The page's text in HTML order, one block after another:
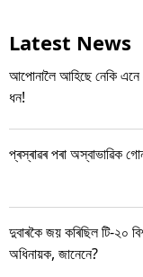
Latest News
আপোনালৈ আহিছে নেকি এনে
ধন!
প্ৰস্ৰাৱৰ পৰা অস্বাভাৱিক
দুবাৰকৈ জয় কৰিছিল টি-২০
অধিনায়ক, জানেনে?